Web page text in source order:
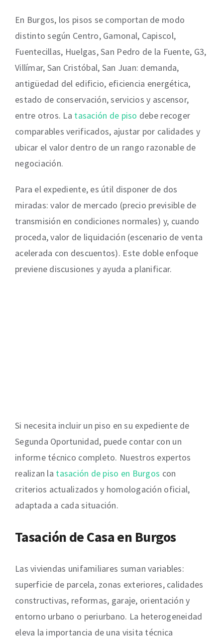
En Burgos, los pisos se comportan de modo
distinto según Centro, Gamonal, Capiscol,
Fuentecillas, Huelgas, San Pedro de la Fuente, G3,
Villímar, San Cristóbal, San Juan: demanda,
antigüedad del edificio, eficiencia energética,
estado de conservación, servicios y ascensor,
entre otros. La tasación de piso debe recoger
comparables verificados, ajustar por calidades y
ubicar el valor dentro de un rango razonable de
negociación.
Para el expediente, es útil disponer de dos
miradas: valor de mercado (precio previsible de
transmisión en condiciones normales) y, cuando
proceda, valor de liquidación (escenario de venta
acelerada con descuentos). Este doble enfoque
previene discusiones y ayuda a planificar.
Si necesita incluir un piso en su expediente de
Segunda Oportunidad, puede contar con un
informe técnico completo. Nuestros expertos
realizan la tasación de piso en Burgos con
criterios actualizados y homologación oficial,
adaptada a cada situación.
Tasación de Casa en Burgos
Las viviendas unifamiliares suman variables:
superficie de parcela, zonas exteriores, calidades
constructivas, reformas, garaje, orientación y
entorno urbano o periurbano. La heterogeneidad
eleva la importancia de una visita técnica